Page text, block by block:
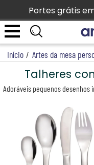
Portes grátis
Início / Artes da mesa
Talheres